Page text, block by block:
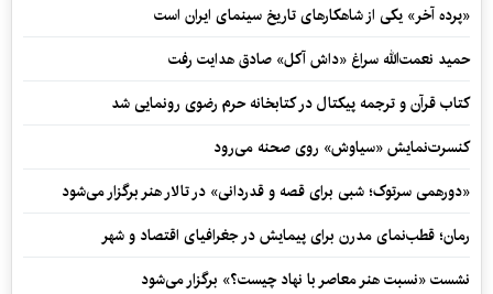
«پرده آخر» یکی از شاهکارهای تاریخ سینمای ایران است
حمید نعمت‌‏الله سراغ «داش آکل» صادق هدایت رفت
کتاب قرآن و ترجمه پیکتال در کتابخانه حرم رضوی رونمایی شد
کنسرت‌نمایش «سیاوش» روی صحنه می‌رود
«دورهمی سرتوک؛ شبی برای قصه و قدردانی» در تالار هنر برگزار می‌شود
رمان؛ قطب‌نمای مدرن برای پیمایش در جغرافیای اقتصاد و شهر
نشست «نسبت هنر معاصر با نهاد چیست؟» برگزار می‌شود